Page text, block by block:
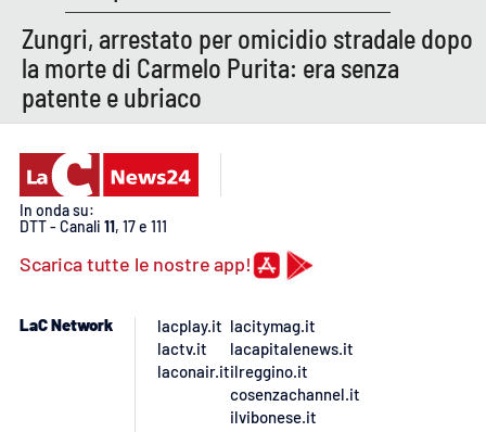
LA
CALABRIAVISIONE
Eventi
Zungri, arrestato per omicidio stradale dopo
la morte di Carmelo Purita: era senza
patente e ubriaco
In onda su:
DTT - Canali 11, 17 e 111
Scarica tutte le nostre app!
LaC Network
lacplay.it
lactv.it
laconair.it
lacitymag.it
lacapitalenews.it
ilreggino.it
cosenzachannel.it
ilvibonese.it